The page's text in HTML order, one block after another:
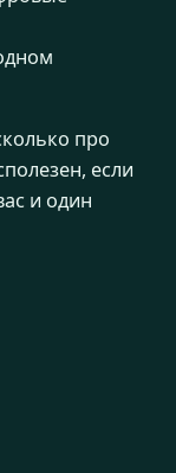
про
если
и один